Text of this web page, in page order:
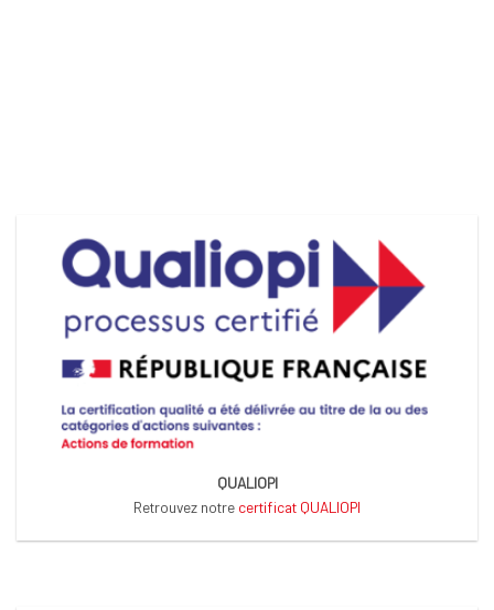
QUALIOPI
Retrouvez notre certificat QUALIOPI